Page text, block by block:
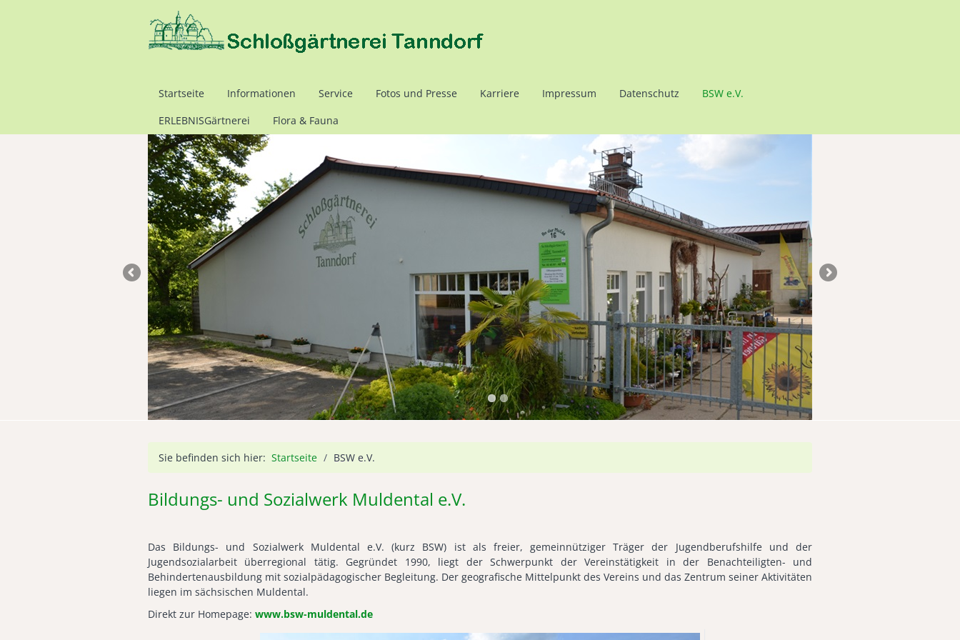
Startseite Informationen Service Fotos und Presse Karriere Impressum Datenschutz
BSW e.V.
ERLEBNISGärtnerei
Flora & Fauna
Sie befinden sich hier: Startseite / BSW e.V.
Bildungs- und Sozialwerk Muldental e.V.
Das Bildungs- und Sozialwerk Muldental e.V. (kurz BSW) ist als freier, gemeinnütziger Träger der Jugendberufshilfe und der
Jugendsozialarbeit überregional tätig. Gegründet 1990, liegt der Schwerpunkt der Vereinstätigkeit in der Benachteiligten- und
Behindertenausbildung mit sozialpädagogischer Begleitung. Der geografische Mittelpunkt des Vereins und das Zentrum seiner Aktivitäten
liegen im sächsischen Muldental.
Direkt zur Homepage: www.bsw-muldental.de